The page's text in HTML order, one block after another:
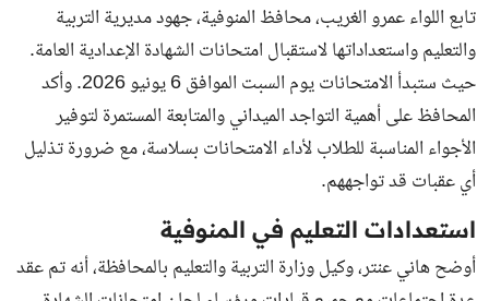
تابع اللواء عمرو الغريب، محافظ المنوفية، جهود مديرية التربية
والتعليم واستعداداتها لاستقبال امتحانات الشهادة الإعدادية العامة.
حيث ستبدأ الامتحانات يوم السبت الموافق 6 يونيو 2026. وأكد
المحافظ على أهمية التواجد الميداني والمتابعة المستمرة لتوفير
الأجواء المناسبة للطلاب لأداء الامتحانات بسلاسة، مع ضرورة تذليل
أي عقبات قد تواجههم.
استعدادات التعليم في المنوفية
أوضح هاني عنتر، وكيل وزارة التربية والتعليم بالمحافظة، أنه تم عقد